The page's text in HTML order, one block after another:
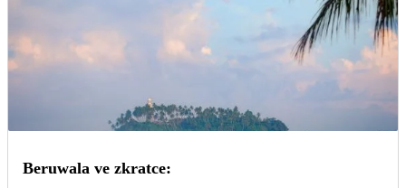
Beruwala ve zkratce: